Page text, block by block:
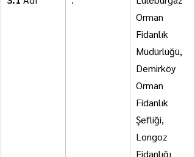
Orman
Fidanlık
Müdürlüğü,
Demirköy
Orman
Fidanlık
Şefliği,
Longoz
Fidanlığı